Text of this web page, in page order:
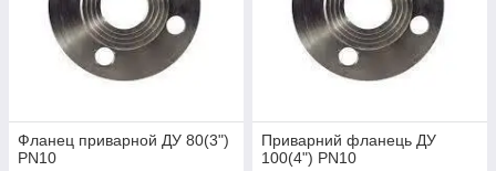
Фланец приварной ДУ 80(3")
PN10
Приварний фланець ДУ
100(4") PN10